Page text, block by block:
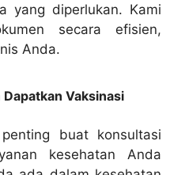
yang diperlukan. Kami
secara efisien,
Anda.
Vaksinasi
buat konsultasi
kesehatan Anda